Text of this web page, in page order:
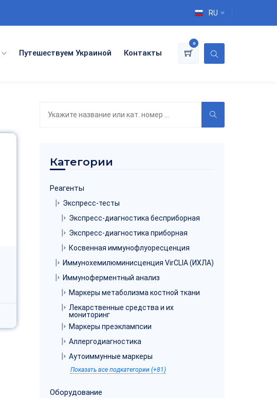
RU
Путешествуем Украиной Контакты
0
Категории
Реагенты
Экспресс-тесты
Экспресс-диагностика бесприборная
Экспресс-диагностика приборная
Косвенная иммунофлуоресценция
Иммунохемилюминисценция VirCLIA (ИХЛА)
Иммуноферментный анализ
Маркеры метаболизма костной ткани
Лекарственные средства и их
мониторинг
Маркеры преэклампсии
Аллергодиагностика
Аутоиммунные маркеры
Показать все подкатегории (+81)
Оборудование